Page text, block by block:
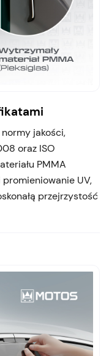
jakości,
oraz ISO
PMMA
UV,
przejrzystość